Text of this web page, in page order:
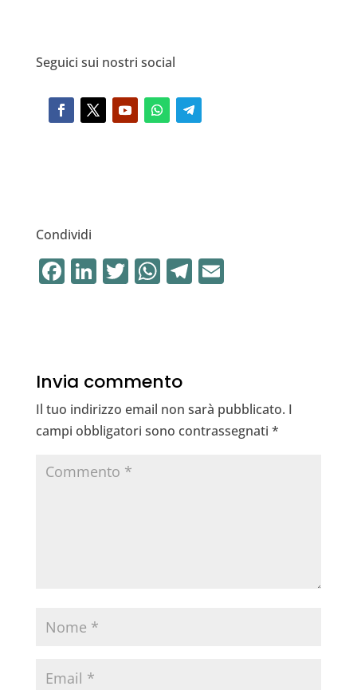
Seguici sui nostri social
Condividi
F
b
o
o
Li
dI
n
T
r
W
A
p
p
T
m
E
Invia commento
Il tuo indirizzo email non sarà pubblicato. I
campi obbligatori sono contrassegnati *